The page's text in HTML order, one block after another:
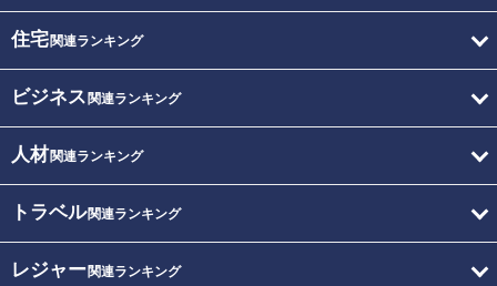
住宅関連ランキング
ビジネス 関連ランキング
人材関連ランキング
トラベル関連ランキング
レジャー関連ランキング